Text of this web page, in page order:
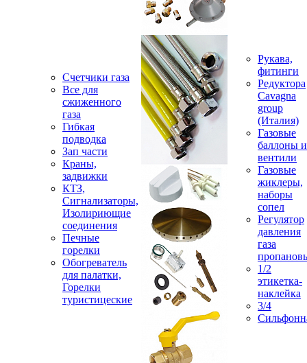
Счетчики газа
Все для
сжиженного
газа
Гибкая
подводка
Зап части
Краны,
задвижки
КТЗ,
Сигнализаторы,
Изолириющие
соединения
Печные
горелки
Обогреватель
для палатки,
Горелки
туристицеские
Рукава,
фитинги
Редуктора
Cavagna
group
(Италия)
Газовые
баллоны и
вентили
Газовые
жиклеры,
наборы
сопел
Регулятор
давления
газа
1/2
этикетка-
наклейка
3/4